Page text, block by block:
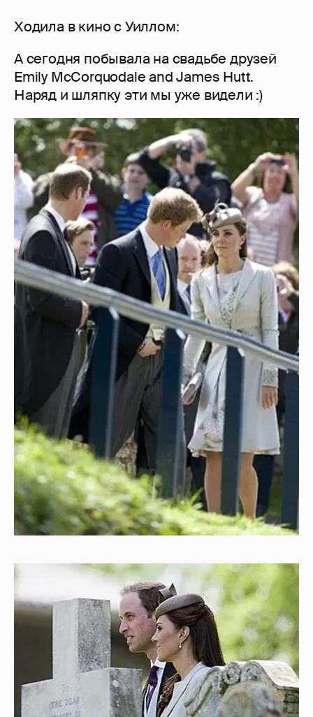
Ходила в кино с Уиллом:
А сегодня побывала на свадьбе друзей
Emily McCorquodale and James Hutt.
Наряд и шляпку эти мы уже видели :)